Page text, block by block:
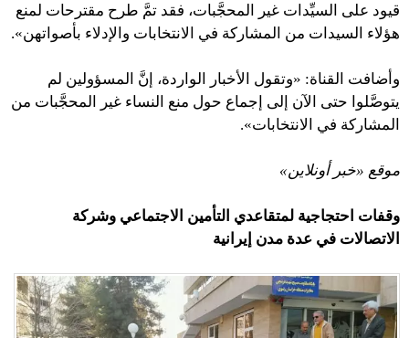
قيود على السيِّدات غير المحجَّبات، فقد تمَّ طرح مقترحات لمنع
هؤلاء السيدات من المشاركة في الانتخابات والإدلاء بأصواتهن».
وأضافت القناة: «وتقول الأخبار الواردة، إنَّ المسؤولين لم
يتوصَّلوا حتى الآن إلى إجماع حول منع النساء غير المحجَّبات من
المشاركة في الانتخابات».
موقع «خبر أونلاين»
وقفات احتجاجية لمتقاعدي التأمين الاجتماعي وشركة
الاتصالات في عدة مدن إيرانية